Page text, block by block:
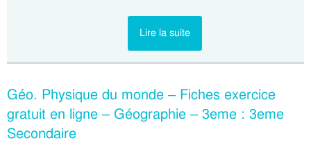
Lire la suite
Géo. Physique du monde – Fiches exercice
gratuit en ligne – Géographie – 3eme : 3eme
Secondaire